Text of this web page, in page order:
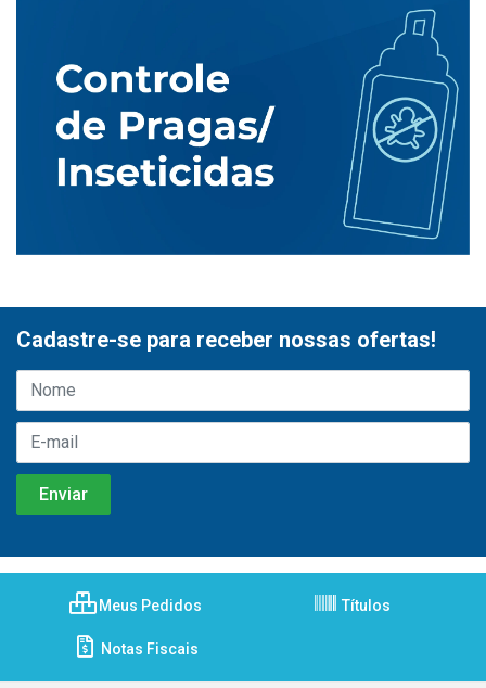
Cadastre-se para receber nossas ofertas!
Meus Pedidos Títulos
Notas Fiscais